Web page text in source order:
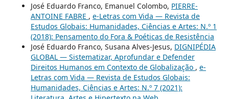
José Eduardo Franco, Emanuel Colombo, PIERRE-
ANTOINE FABRE , e-Letras com Vida — Revista de
Estudos Globais: Humanidades, Ciências e Artes: N.º 1
(2018): Pensamento do Fora & Poéticas de Resistência
José Eduardo Franco, Susana Alves-Jesus, DIGNIPÉDIA
GLOBAL — Sistematizar, Aprofundar e Defender
Direitos Humanos em Contexto de Globalização , e-
Letras com Vida — Revista de Estudos Globais:
Humanidades, Ciências e Artes: N.º 7 (2021):